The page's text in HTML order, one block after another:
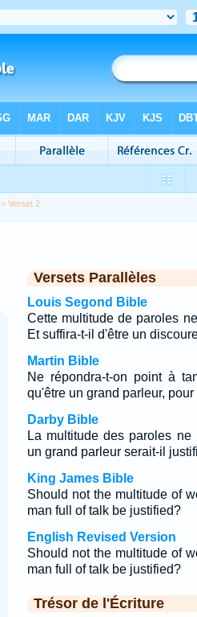
> Verset 2
Versets Parallèles
Louis Segond Bible
Cette multitude de paroles
Et suffira-t-il d'être un
Martin Bible
Ne répondra-t-on point à
qu'être un grand parleur,
Darby Bible
La multitude des paroles
un grand parleur serait-il
King James Bible
Should not the multitude of
man full of talk be justified?
English Revised Version
Should not the multitude of
man full of talk be justified?
Trésor de l'Écriture